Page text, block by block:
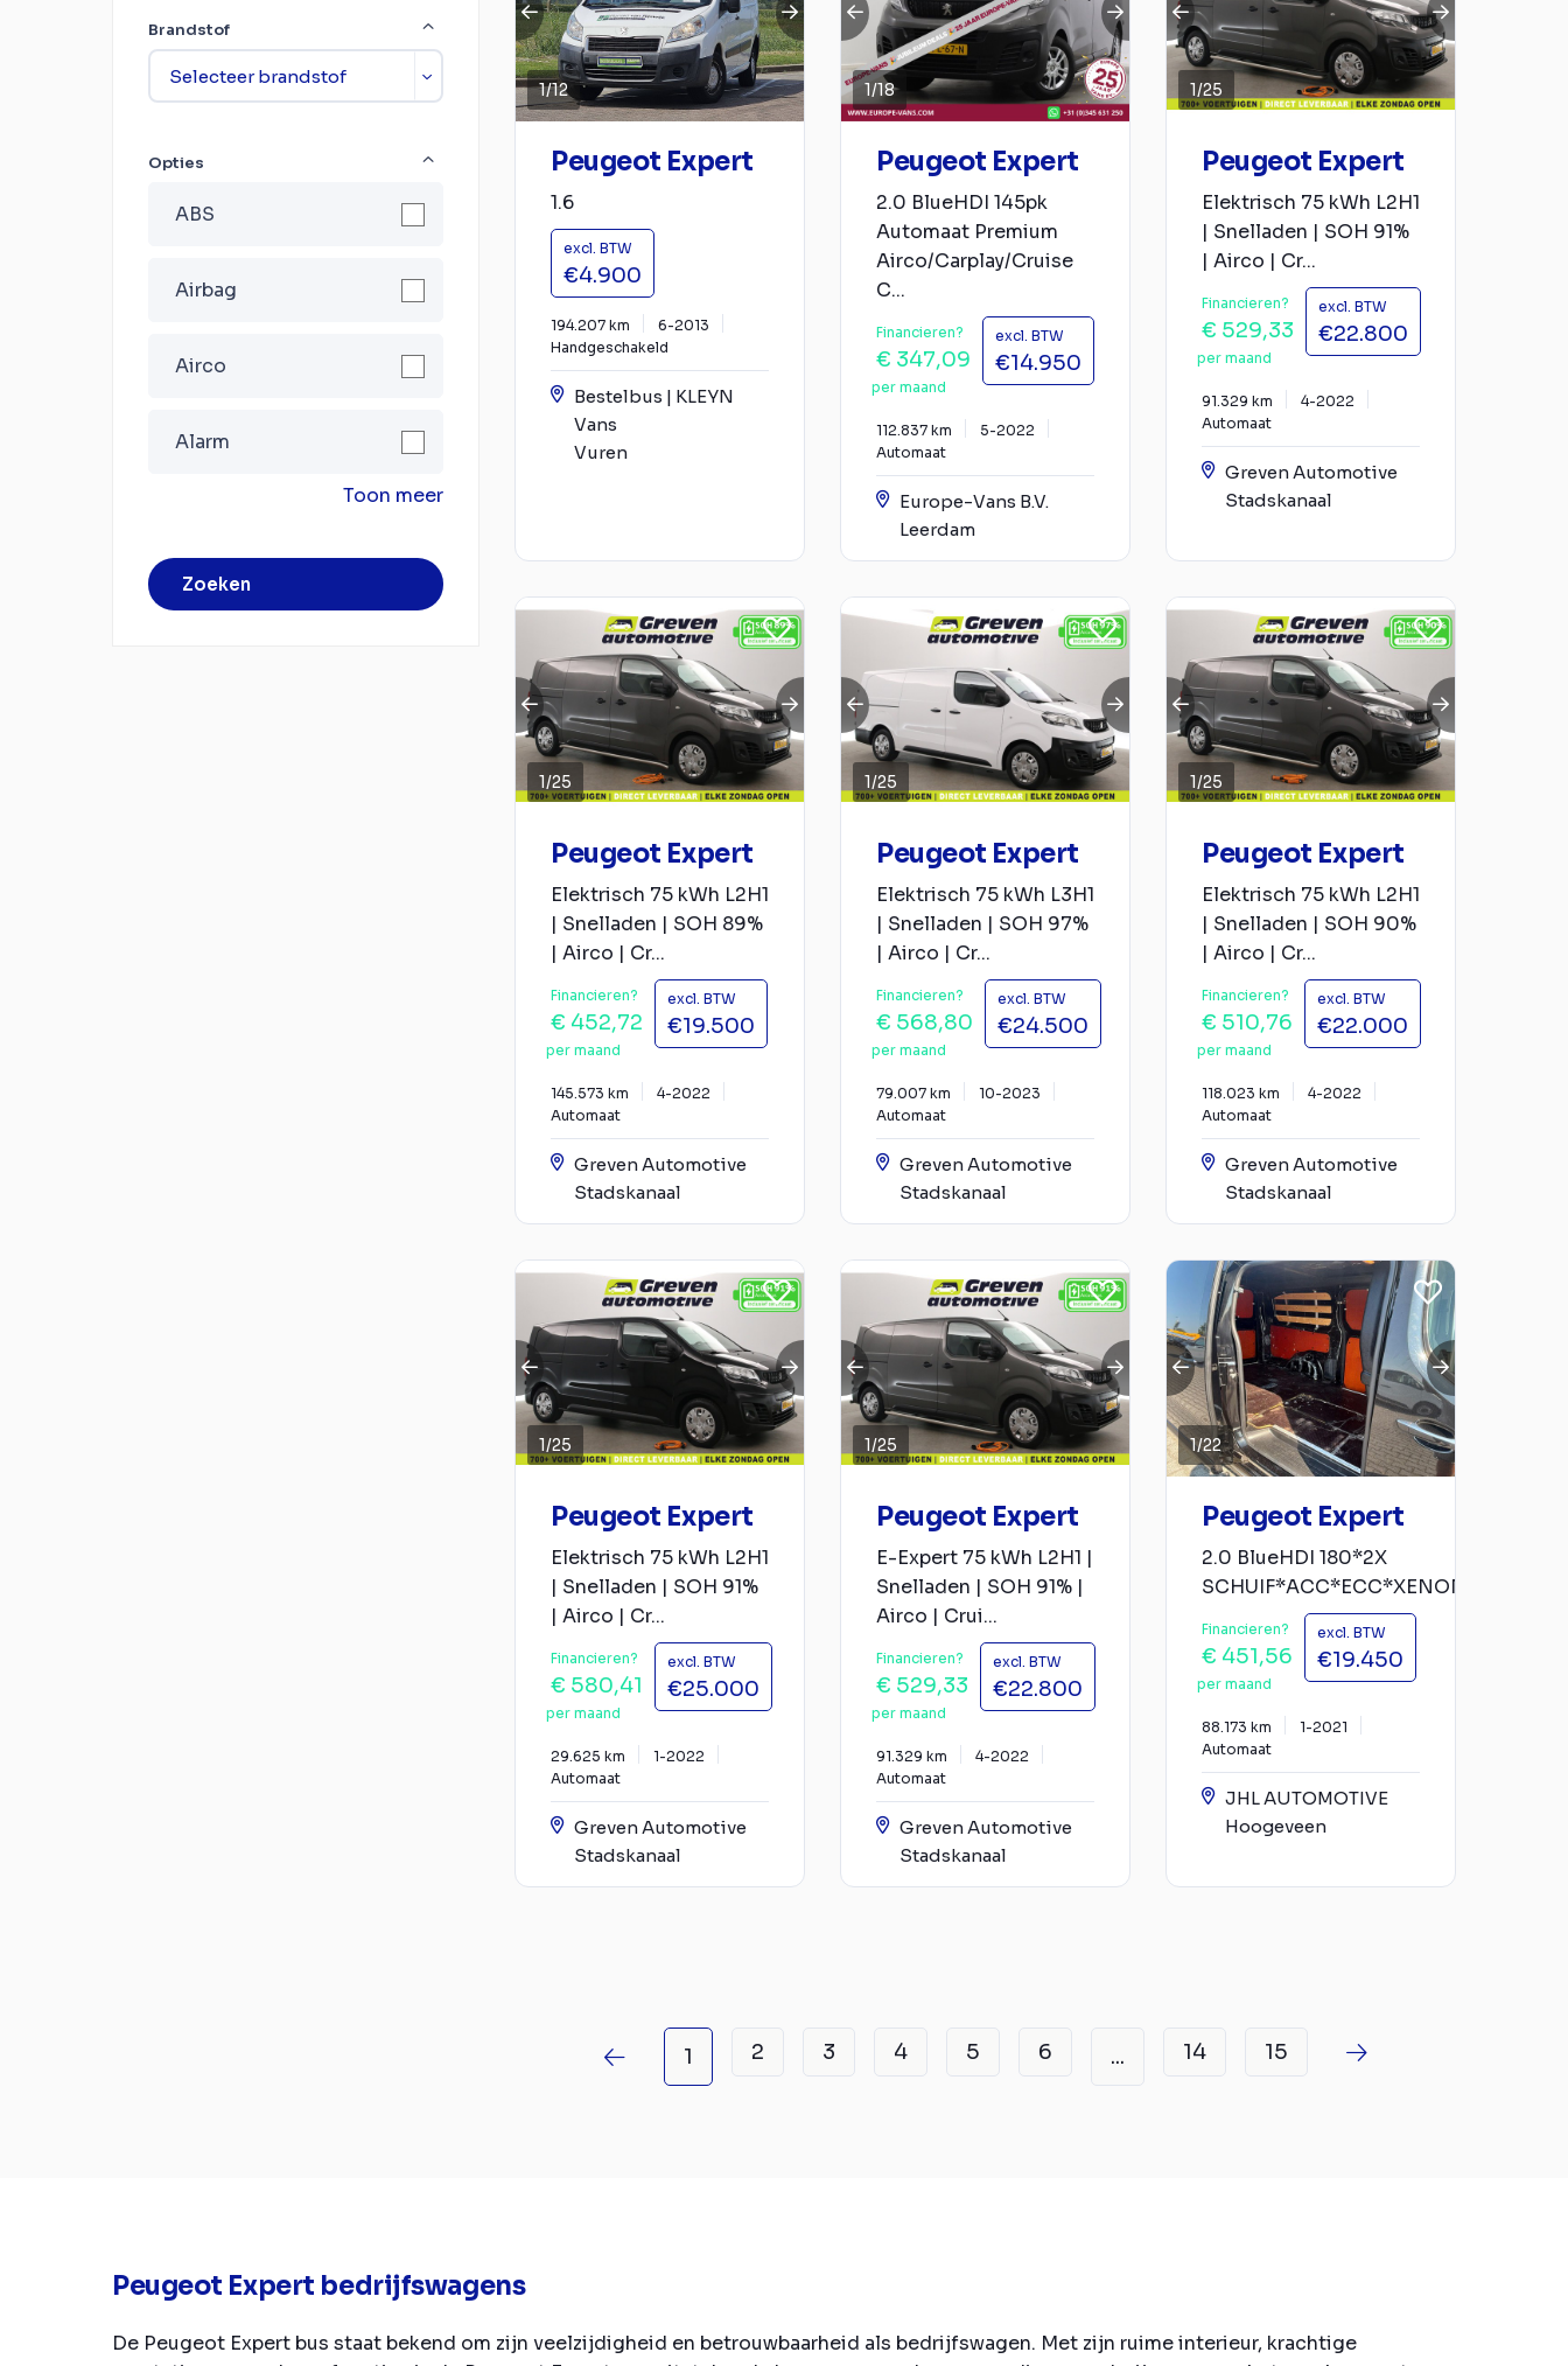
Brandstof
Opties
ABS
Airbag
Airco
Alarm
Toon meer
Zoeken
1/12
Peugeot Expert
1.6
excl. BTW
€4.900
194.207 km
6-2013
Handgeschakeld
Bestelbus | KLEYN
Vans
Vuren
1/18
Peugeot Expert
2.0 BlueHDI 145pk
Automaat Premium
Airco/Carplay/Cruise
C...
Financieren?
€ 347,09
per maand
excl. BTW
€14.950
112.837 km
5-2022
Automaat
Europe-Vans B.V.
Leerdam
1/25
Peugeot Expert
Elektrisch 75 kWh L2H1
| Snelladen | SOH 91%
| Airco | Cr...
Financieren?
€ 529,33
per maand
excl. BTW
€22.800
91.329 km
4-2022
Automaat
Greven Automotive
Stadskanaal
1/25
Peugeot Expert
Elektrisch 75 kWh L2H1
| Snelladen | SOH 89%
| Airco | Cr...
Financieren?
€ 452,72
per maand
excl. BTW
€19.500
145.573 km
4-2022
Automaat
Greven Automotive
Stadskanaal
1/25
Peugeot Expert
Elektrisch 75 kWh L3H1
| Snelladen | SOH 97%
| Airco | Cr...
Financieren?
€ 568,80
per maand
excl. BTW
€24.500
79.007 km
10-2023
Automaat
Greven Automotive
Stadskanaal
1/25
Peugeot Expert
Elektrisch 75 kWh L2H1
| Snelladen | SOH 90%
| Airco | Cr...
Financieren?
€ 510,76
per maand
excl. BTW
€22.000
118.023 km
4-2022
Automaat
Greven Automotive
Stadskanaal
1/25
Peugeot Expert
Elektrisch 75 kWh L2H1
| Snelladen | SOH 91%
| Airco | Cr...
Financieren?
€ 580,41
per maand
excl. BTW
€25.000
29.625 km
1-2022
Automaat
Greven Automotive
Stadskanaal
1/25
Peugeot Expert
E-Expert 75 kWh L2H1 |
Snelladen | SOH 91% |
Airco | Crui...
Financieren?
€ 529,33
per maand
excl. BTW
€22.800
91.329 km
4-2022
Automaat
Greven Automotive
Stadskanaal
1/22
Peugeot Expert
2.0 BlueHDI 180*2X
Financieren?
€ 451,56
per maand
excl. BTW
€19.450
88.173 km
1-2021
Automaat
JHL AUTOMOTIVE
Hoogeveen
1 2 3 4 5 6 ... 14 15
Peugeot Expert bedrijfswagens
De Peugeot Expert bus staat bekend om zijn veelzijdigheid en betrouwbaarheid als bedrijfswagen. Met zijn ruime interieur, krachtige